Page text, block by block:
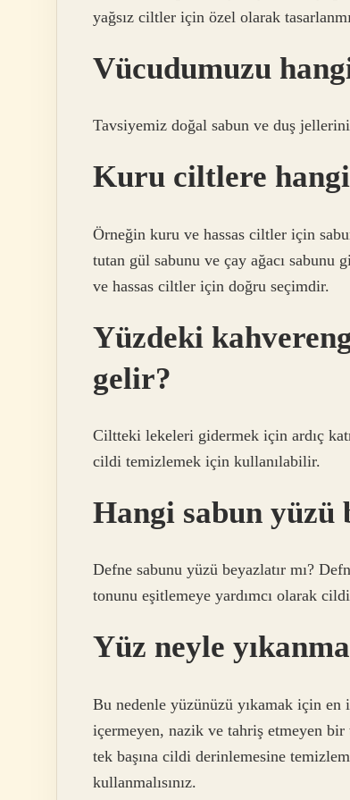
yağsız ciltler için özel olarak
Vücudumuzu
Tavsiyemiz doğal sabun ve duş
Kuru ciltlere
Örneğin kuru ve hassas ciltler için
tutan gül sabunu ve çay ağacı sabunu
ve hassas ciltler için doğru seçimdir.
Yüzdeki
gelir?
Ciltteki lekeleri gidermek için ardıç
cildi temizlemek için kullanılabilir.
Hangi sabun yüzü
Defne sabunu yüzü beyazlatır mı?
tonunu eşitlemeye yardımcı olarak
Yüz neyle
Bu nedenle yüzünüzü yıkamak için
içermeyen, nazik ve tahriş etmeyen bir
tek başına cildi derinlemesine
kullanmalısınız.